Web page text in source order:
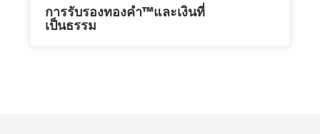
การรับรองทองคํา™และเงินที่
เป็นธรรม